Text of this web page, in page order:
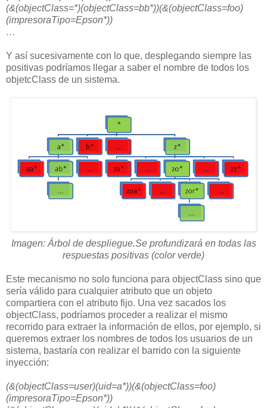
(&(objectClass=*)(objectClass=bb*))(&(objectClass=foo)
(impresoraTipo=Epson*))
…
Y así sucesivamente con lo que, desplegando siempre las
positivas podríamos llegar a saber el nombre de todos los
objetcClass de un sistema.
Imagen: Árbol de despliegue.Se profundizará en todas las
respuestas positivas (color verde)
Este mecanismo no solo funciona para objectClass sino que
sería válido para cualquier atributo que un objeto
compartiera con el atributo fijo. Una vez sacados los
objectClass, podríamos proceder a realizar el mismo
recorrido para extraer la información de ellos, por ejemplo, si
queremos extraer los nombres de todos los usuarios de un
sistema, bastaría con realizar el barrido con la siguiente
inyección:
(&(objectClass=user)(uid=a*))(&(objectClass=foo)
(impresoraTipo=Epson*))